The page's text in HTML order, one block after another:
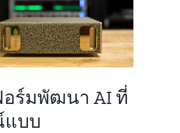
ร์มพัฒนา AI ที่
บบ